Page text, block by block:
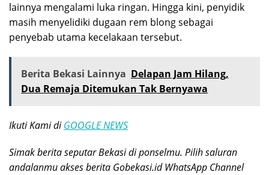
lainnya mengalami luka ringan. Hingga kini, penyidik
masih menyelidiki dugaan rem blong sebagai
penyebab utama kecelakaan tersebut.
Berita Bekasi Lainnya Delapan Jam Hilang,
Dua Remaja Ditemukan Tak Bernyawa
Ikuti Kami diGOOGLE NEWS
Simak berita seputar Bekasi di ponselmu. Pilih saluran
andalanmu akses berita Gobekasi.id WhatsApp Channel